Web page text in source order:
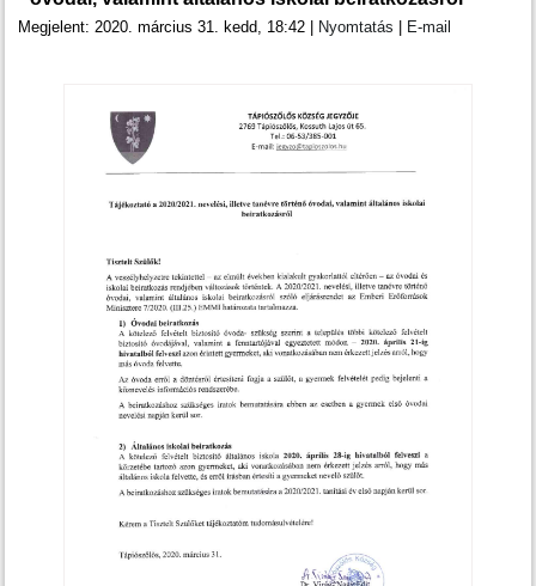
Megjelent: 2020. március 31. kedd, 18:42 Nyomtatás E-mail